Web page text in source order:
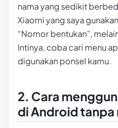
nama yang sedikit
Xiaomi yang saya
“Nomor bentukan”,
Intinya, coba cari menu
digunakan ponsel kamu.
2. Cara
di Android